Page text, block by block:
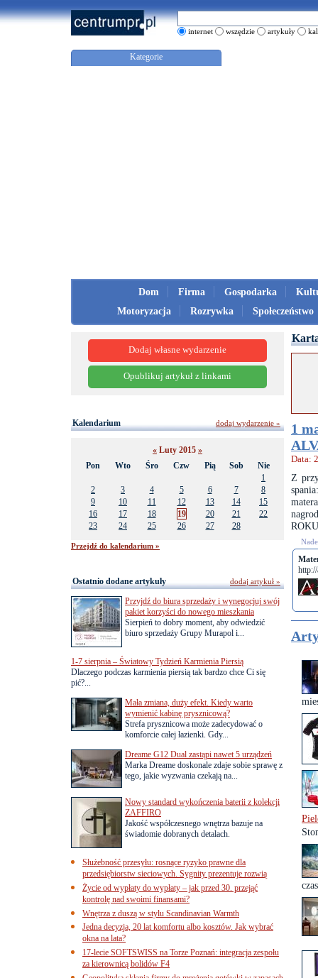
internet wszędzie artykuły
Kategorie
Dom Firma Gospodarka
Motoryzacja
Rozrywka Społeczeństwo
1
Data:
Z
Dodaj własne wydarzenie
Opublikuj artykuł z linkami
Kalendarium
« Luty 2015 »
Pon
Wto Śro Czw Pią Sob
Nie
1
2
3 4 5 6 7
8
9
10 11 12 13 14
15
16
17 18 19 20 21
22
23
24 25 26 27 28
Przejdź do kalendarium »
dodaj wydarzenie »
Ostatnio dodane artykuły
Przyjdź do biura sprzedaży i wynegocjuj swój
pakiet korzyści do nowego mieszkania
Sierpień to dobry moment, aby odwiedzić
biuro sprzedaży Grupy Murapol i...
1-7 sierpnia – Światowy Tydzień Karmienia Piersią
Dlaczego podczas karmienia piersią tak bardzo chce Ci się
pić?...
Mała zmiana, duży efekt. Kiedy warto
wymienić kabinę prysznicową?
Strefa prysznicowa może zadecydować o
komforcie całej łazienki. Gdy...
Dreame G12 Dual zastąpi nawet 5 urządzeń
Marka Dreame doskonale zdaje sobie sprawę z
tego, jakie wyzwania czekają na...
Nowy standard wykończenia baterii z kolekcji
ZAFFIRO
Jakość współczesnego wnętrza bazuje na
świadomie dobranych detalach.
Służebność przesyłu: rosnące ryzyko prawne dla
przedsiębiorstw sieciowych. Sygnity prezentuje rozwią
Życie od wypłaty do wypłaty – jak przed 30. przejąć
kontrolę nad swoimi finansami?
Wnętrza z duszą w stylu Scandinavian Warmth
Jedna decyzja, 20 lat komfortu albo kosztów. Jak wybrać
okna na lata?
17-lecie SOFTSWISS na Torze Poznań: integracja zespołu
za kierownicą bolidów F4
dodaj artykuł »